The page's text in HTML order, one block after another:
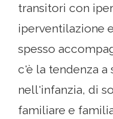
transitori con
iperventilazione
spesso
c'è la tendenza a
nell'infanzia, di
familiare e